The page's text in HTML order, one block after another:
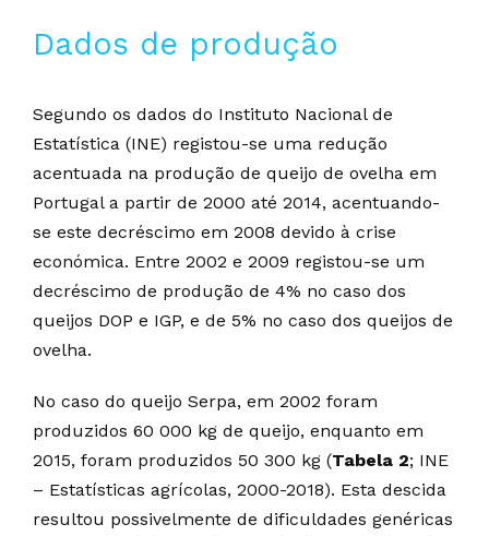
Dados de produção
Segundo os dados do Instituto Nacional de
Estatística (INE) registou-se uma redução
acentuada na produção de queijo de ovelha em
Portugal a partir de 2000 até 2014, acentuando-
se este decréscimo em 2008 devido à crise
económica. Entre 2002 e 2009 registou-se um
decréscimo de produção de 4% no caso dos
queijos DOP e IGP, e de 5% no caso dos queijos de
ovelha.
No caso do queijo Serpa, em 2002 foram
produzidos 60 000 kg de queijo, enquanto em
2015, foram produzidos 50 300 kg (Tabela 2; INE
– Estatísticas agrícolas, 2000-2018). Esta descida
resultou possivelmente de dificuldades genéricas